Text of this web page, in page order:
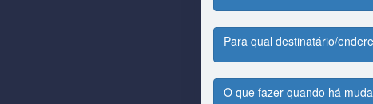
Para qual destinatário/
O que fazer quando há